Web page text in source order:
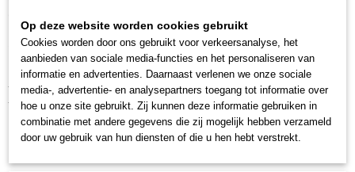
3084
EAN code
7612206095358
Productcode leverancier
3084
12-delig krachtdoppenassortiment.
Inhoud:
Torx krachtdoppen T10 - T15 - T20 - T25 - T27 - T30 - T40 - T45 - T50 -
T55 - T60 - T70
L x B x H: 210 x 145 x 50 mm
Op deze website worden cookies gebruikt
Cookies worden door ons gebruikt voor verkeersanalyse, het
aanbieden van sociale media-functies en het personaliseren van
informatie en advertenties. Daarnaast verlenen we onze sociale
media-, advertentie- en analysepartners toegang tot informatie over
hoe u onze site gebruikt. Zij kunnen deze informatie gebruiken in
combinatie met andere gegevens die zij mogelijk hebben verzameld
door uw gebruik van hun diensten of die u hen hebt verstrekt.